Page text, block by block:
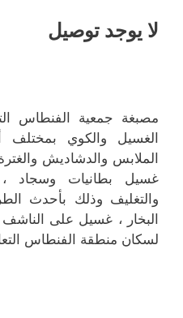
لا يوجد توصيل
مصبغة جمعية الفنطاس
الغسيل والكوي
الملابس والدشاديش
غسيل بطانيات وسجاد ،
والتغليف وذلك بأحدث
البخار ، غسيل على
لسكان منطقة الفنطاس